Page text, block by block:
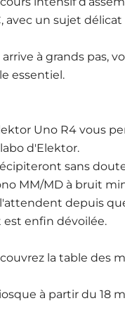
avec un sujet délicat
à grands pas,
essentiel.
Uno R4 vous
d'Elektor.
sans
MM/MD à bruit
depuis
enfin dévoilée.
la table des
à partir du 18